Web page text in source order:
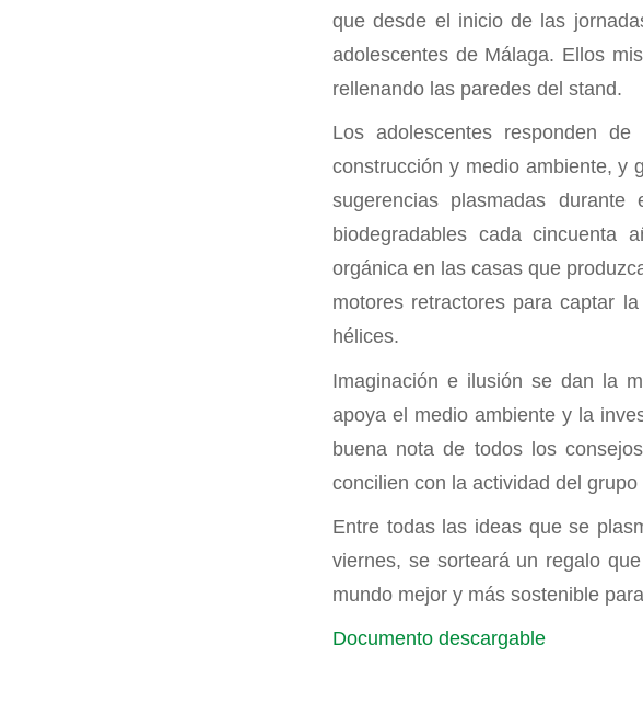
que desde el inicio de las
adolescentes de Málaga. Ellos
rellenando las paredes del stand.
Los adolescentes responden
construcción y medio ambiente, y
sugerencias plasmadas
biodegradables cada cincuenta
orgánica en las casas que
motores retractores para captar
hélices.
Imaginación e ilusión se dan la
apoya el medio ambiente y la
buena nota de todos los
concilien con la actividad del
Entre todas las ideas que se
viernes, se sorteará un regalo
mundo mejor y más sostenible
Documento descargable